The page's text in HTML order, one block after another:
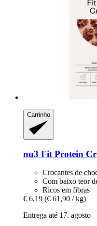
Carrinho
nu3 Fit Protein
Crocantes de
Com baixo teor
Ricos em fibras
€ 6,19 (€ 61,90 / kg)
Entrega até 17. agosto